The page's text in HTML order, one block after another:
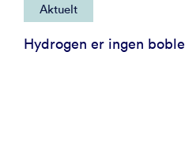
Aktuelt
Hydrogen er ingen boble